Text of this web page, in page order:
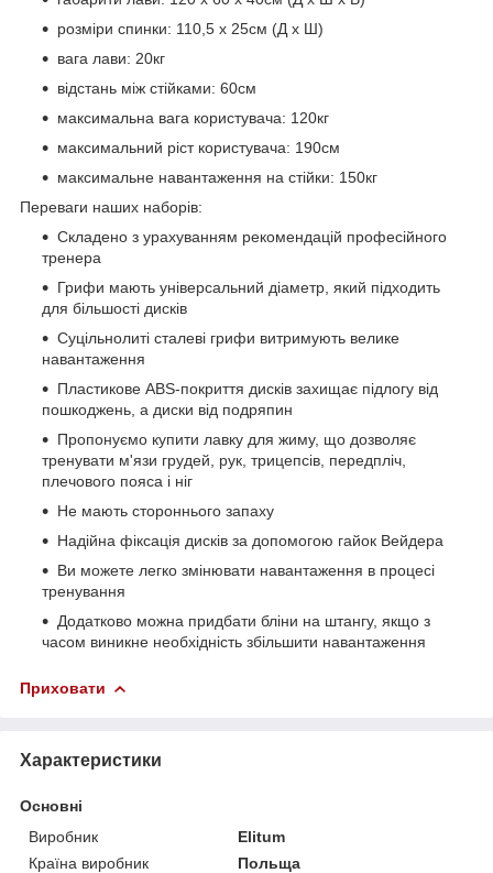
розміри спинки: 110,5 х 25см (Д х Ш)
вага лави: 20кг
відстань між стійками: 60см
максимальна вага користувача: 120кг
максимальний ріст користувача: 190см
максимальне навантаження на стійки: 150кг
Переваги наших наборів:
Складено з урахуванням рекомендацій професійного
тренера
Грифи мають універсальний діаметр, який підходить
для більшості дисків
Суцільнолиті сталеві грифи витримують велике
навантаження
Пластикове ABS-покриття дисків захищає підлогу від
пошкоджень, а диски від подряпин
Пропонуємо купити лавку для жиму, що дозволяє
тренувати м'язи грудей, рук, трицепсів, передпліч,
плечового пояса і ніг
Не мають стороннього запаху
Надійна фіксація дисків за допомогою гайок Вейдера
Ви можете легко змінювати навантаження в процесі
тренування
Додатково можна придбати бліни на штангу, якщо з
часом виникне необхідність збільшити навантаження
Приховати
Характеристики
Основні
Виробник
Elitum
Країна виробник
Польща